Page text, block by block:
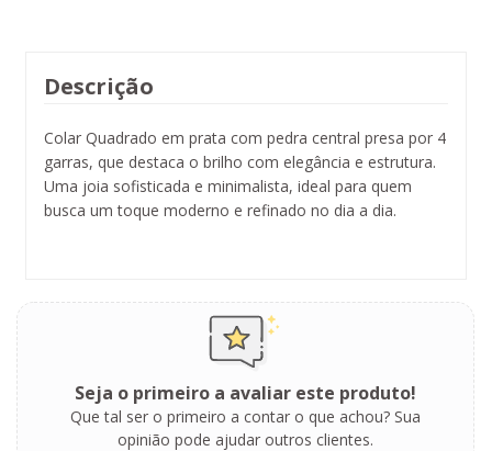
Descrição
Colar Quadrado em prata com pedra central presa por 4
garras, que destaca o brilho com elegância e estrutura.
Uma joia sofisticada e minimalista, ideal para quem
busca um toque moderno e refinado no dia a dia.
Seja o primeiro a avaliar este produto!
Que tal ser o primeiro a contar o que achou? Sua
opinião pode ajudar outros clientes.